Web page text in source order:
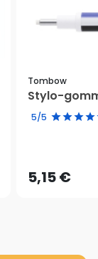
Tombow
Stylo-
5/5
5,15 €